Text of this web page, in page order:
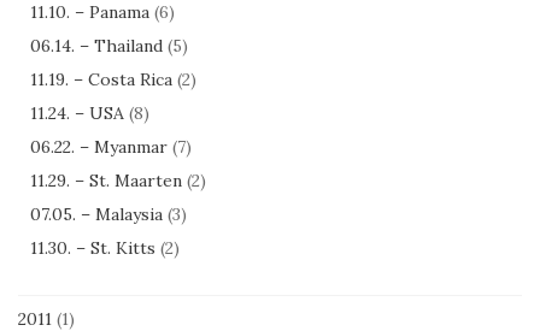
11.10. – Panama (6)
06.14. – Thailand (5)
11.19. – Costa Rica (2)
11.24. – USA (8)
06.22. – Myanmar (7)
11.29. – St. Maarten (2)
07.05. – Malaysia (3)
11.30. – St. Kitts (2)
2011 (1)